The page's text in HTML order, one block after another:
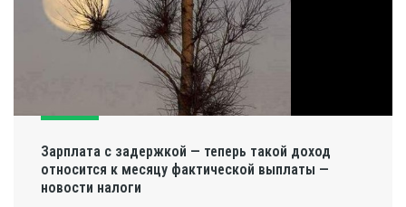
Зарплата с задержкой — теперь такой доход
относится к месяцу фактической выплаты —
новости налоги